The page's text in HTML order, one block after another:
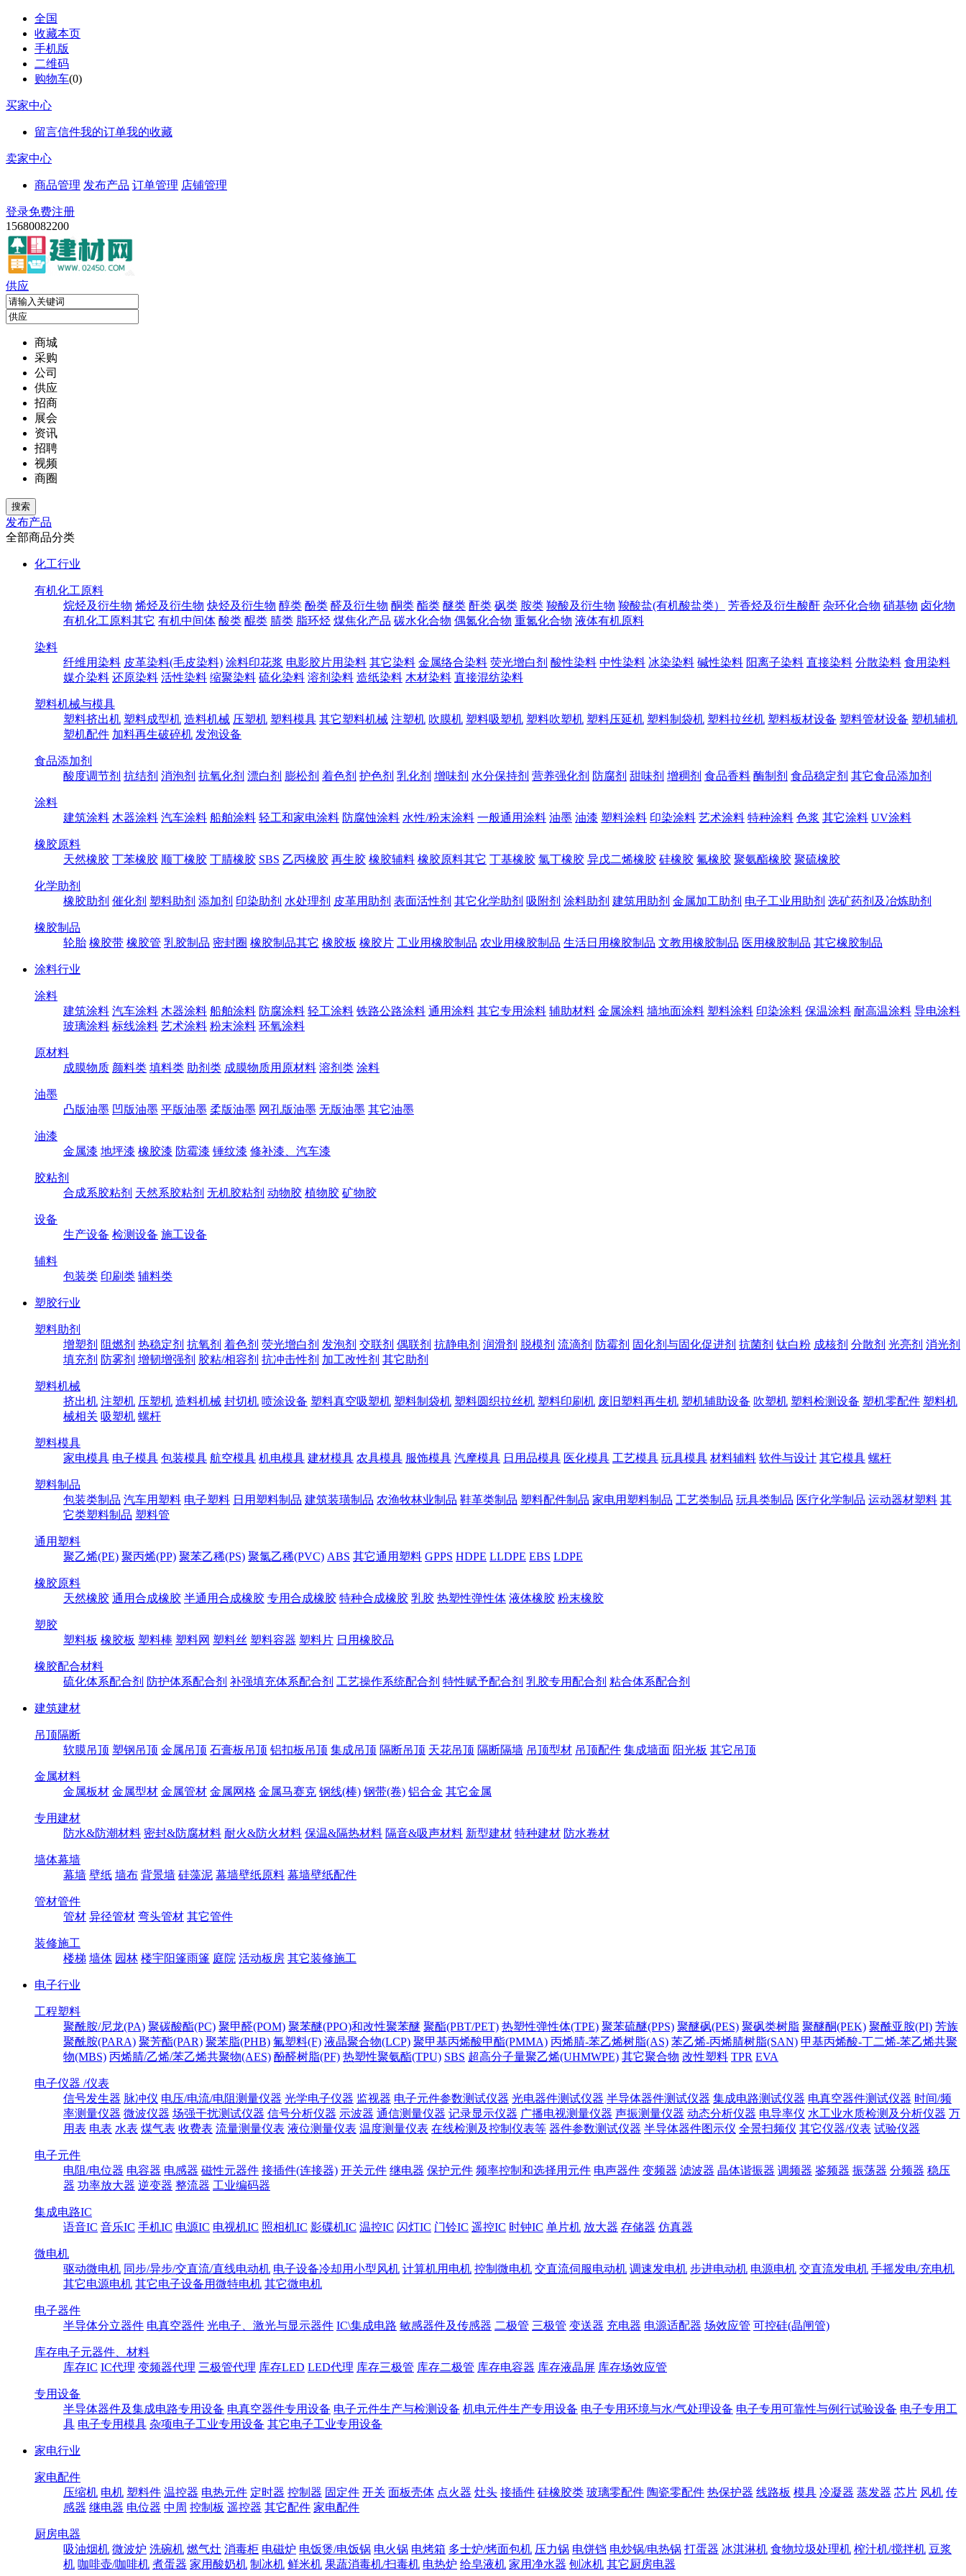
全国
收藏本页
手机版
二维码
购物车(0)
买家中心
留言信件我的订单我的收藏
卖家中心
商品管理 发布产品 订单管理 店铺管理
登录免费注册
15680082200
供应
商城
采购
公司
供应
招商
展会
资讯
招聘
视频
商圈
发布产品
全部商品分类
化工行业
有机化工原料
烷烃及衍生物 烯烃及衍生物 炔烃及衍生物 醇类 酚类 醛及衍生物 酮类 酯类 醚类 酐类 砜类 胺类 羧酸及衍生物 羧酸盐(有机酸盐类） 芳香烃及衍生酸酐 杂环化合物 硝基物 卤化物
有机化工原料其它 有机中间体 酸类 醌类 腈类 脂环烃 煤焦化产品 碳水化合物 偶氮化合物 重氮化合物 液体有机原料
染料
纤维用染料 皮革染料(毛皮染料) 涂料印花浆 电影胶片用染料 其它染料 金属络合染料 荧光增白剂 酸性染料 中性染料 冰染染料 碱性染料 阳离子染料 直接染料 分散染料 食用染料
媒介染料 还原染料 活性染料 缩聚染料 硫化染料 溶剂染料 造纸染料 木材染料 直接混纺染料
塑料机械与模具
塑料挤出机 塑料成型机 造料机械 压塑机 塑料模具 其它塑料机械 注塑机 吹膜机 塑料吸塑机 塑料吹塑机 塑料压延机 塑料制袋机 塑料拉丝机 塑料板材设备 塑料管材设备 塑机辅机
塑机配件 加料再生破碎机 发泡设备
食品添加剂
酸度调节剂 抗结剂 消泡剂 抗氧化剂 漂白剂 膨松剂 着色剂 护色剂 乳化剂 增味剂 水分保持剂 营养强化剂 防腐剂 甜味剂 增稠剂 食品香料 酶制剂 食品稳定剂 其它食品添加剂
涂料
建筑涂料 木器涂料 汽车涂料 船舶涂料 轻工和家电涂料 防腐蚀涂料 水性/粉末涂料 一般通用涂料 油墨 油漆 塑料涂料 印染涂料 艺术涂料 特种涂料 色浆 其它涂料 UV涂料
橡胶原料
天然橡胶 丁苯橡胶 顺丁橡胶 丁腈橡胶 SBS 乙丙橡胶 再生胶 橡胶辅料 橡胶原料其它 丁基橡胶 氯丁橡胶 异戊二烯橡胶 硅橡胶 氟橡胶 聚氨酯橡胶 聚硫橡胶
化学助剂
橡胶助剂 催化剂 塑料助剂 添加剂 印染助剂 水处理剂 皮革用助剂 表面活性剂 其它化学助剂 吸附剂 涂料助剂 建筑用助剂 金属加工助剂 电子工业用助剂 选矿药剂及冶炼助剂
橡胶制品
轮胎 橡胶带 橡胶管 乳胶制品 密封圈 橡胶制品其它 橡胶板 橡胶片 工业用橡胶制品 农业用橡胶制品 生活日用橡胶制品 文教用橡胶制品 医用橡胶制品 其它橡胶制品
涂料行业
涂料
建筑涂料 汽车涂料 木器涂料 船舶涂料 防腐涂料 轻工涂料 铁路公路涂料 通用涂料 其它专用涂料 辅助材料 金属涂料 墙地面涂料 塑料涂料 印染涂料 保温涂料 耐高温涂料 导电涂料
玻璃涂料 标线涂料 艺术涂料 粉末涂料 环氧涂料
原材料
成膜物质 颜料类 填料类 助剂类 成膜物质用原材料 溶剂类 涂料
油墨
凸版油墨 凹版油墨 平版油墨 柔版油墨 网孔版油墨 无版油墨 其它油墨
油漆
金属漆 地坪漆 橡胶漆 防霉漆 锤纹漆 修补漆、汽车漆
胶粘剂
合成系胶粘剂 天然系胶粘剂 无机胶粘剂 动物胶 植物胶 矿物胶
设备
生产设备 检测设备 施工设备
辅料
包装类 印刷类 辅料类
塑胶行业
塑料助剂
增塑剂 阻燃剂 热稳定剂 抗氧剂 着色剂 荧光增白剂 发泡剂 交联剂 偶联剂 抗静电剂 润滑剂 脱模剂 流滴剂 防霉剂 固化剂与固化促进剂 抗菌剂 钛白粉 成核剂 分散剂 光亮剂 消光剂
填充剂 防雾剂 增韧增强剂 胶粘/相容剂 抗冲击性剂 加工改性剂 其它助剂
塑料机械
挤出机 注塑机 压塑机 造料机械 封切机 喷涂设备 塑料真空吸塑机 塑料制袋机 塑料圆织拉丝机 塑料印刷机 废旧塑料再生机 塑机辅助设备 吹塑机 塑料检测设备 塑机零配件 塑料机
械相关 吸塑机 螺杆
塑料模具
家电模具 电子模具 包装模具 航空模具 机电模具 建材模具 农具模具 服饰模具 汽摩模具 日用品模具 医化模具 工艺模具 玩具模具 材料辅料 软件与设计 其它模具 螺杆
塑料制品
包装类制品 汽车用塑料 电子塑料 日用塑料制品 建筑装璜制品 农渔牧林业制品 鞋革类制品 塑料配件制品 家电用塑料制品 工艺类制品 玩具类制品 医疗化学制品 运动器材塑料 其
它类塑料制品 塑料管
通用塑料
聚乙烯(PE) 聚丙烯(PP) 聚苯乙稀(PS) 聚氯乙稀(PVC) ABS 其它通用塑料 GPPS HDPE LLDPE EBS LDPE
橡胶原料
天然橡胶 通用合成橡胶 半通用合成橡胶 专用合成橡胶 特种合成橡胶 乳胶 热塑性弹性体 液体橡胶 粉末橡胶
塑胶
塑料板 橡胶板 塑料棒 塑料网 塑料丝 塑料容器 塑料片 日用橡胶品
橡胶配合材料
硫化体系配合剂 防护体系配合剂 补强填充体系配合剂 工艺操作系统配合剂 特性赋予配合剂 乳胶专用配合剂 粘合体系配合剂
建筑建材
吊顶隔断
软膜吊顶 塑钢吊顶 金属吊顶 石膏板吊顶 铝扣板吊顶 集成吊顶 隔断吊顶 天花吊顶 隔断隔墙 吊顶型材 吊顶配件 集成墙面 阳光板 其它吊顶
金属材料
金属板材 金属型材 金属管材 金属网格 金属马赛克 钢线(棒) 钢带(卷) 铝合金 其它金属
专用建材
防水&防潮材料 密封&防腐材料 耐火&防火材料 保温&隔热材料 隔音&吸声材料 新型建材 特种建材 防水卷材
墙体幕墙
幕墙 壁纸 墙布 背景墙 硅藻泥 幕墙壁纸原料 幕墙壁纸配件
管材管件
管材 异径管材 弯头管材 其它管件
装修施工
楼梯 墙体 园林 楼宇阳篷雨篷 庭院 活动板房 其它装修施工
电子行业
工程塑料
聚酰胺/尼龙(PA) 聚碳酸酯(PC) 聚甲醛(POM) 聚苯醚(PPO)和改性聚苯醚 聚酯(PBT/PET) 热塑性弹性体(TPE) 聚苯硫醚(PPS) 聚醚砜(PES) 聚砜类树脂 聚醚酮(PEK) 聚酰亚胺(PI) 芳族
聚酰胺(PARA) 聚芳酯(PAR) 聚苯脂(PHB) 氟塑料(F) 液晶聚合物(LCP) 聚甲基丙烯酸甲酯(PMMA) 丙烯腈-苯乙烯树脂(AS) 苯乙烯-丙烯腈树脂(SAN) 甲基丙烯酸-丁二烯-苯乙烯共聚
物(MBS) 丙烯腈/乙烯/苯乙烯共聚物(AES) 酚醛树脂(PF) 热塑性聚氨酯(TPU) SBS 超高分子量聚乙烯(UHMWPE) 其它聚合物 改性塑料 TPR EVA
电子仪器 /仪表
信号发生器 脉冲仪 电压/电流/电阻测量仪器 光学电子仪器 监视器 电子元件参数测试仪器 光电器件测试仪器 半导体器件测试仪器 集成电路测试仪器 电真空器件测试仪器 时间/频
率测量仪器 微波仪器 场强干扰测试仪器 信号分析仪器 示波器 通信测量仪器 记录显示仪器 广播电视测量仪器 声振测量仪器 动态分析仪器 电导率仪 水工业水质检测及分析仪器 万
用表 电表 水表 煤气表 收费表 流量测量仪表 液位测量仪表 温度测量仪表 在线检测及控制仪表等 器件参数测试仪器 半导体器件图示仪 全景扫频仪 其它仪器/仪表 试验仪器
电子元件
电阻/电位器 电容器 电感器 磁性元器件 接插件(连接器) 开关元件 继电器 保护元件 频率控制和选择用元件 电声器件 变频器 滤波器 晶体谐振器 调频器 鉴频器 振荡器 分频器 稳压
器 功率放大器 逆变器 整流器 工业编码器
集成电路IC
语音IC 音乐IC 手机IC 电源IC 电视机IC 照相机IC 影碟机IC 温控IC 闪灯IC 门铃IC 遥控IC 时钟IC 单片机 放大器 存储器 仿真器
微电机
驱动微电机 同步/异步/交直流/直线电动机 电子设备冷却用小型风机 计算机用电机 控制微电机 交直流伺服电动机 调速发电机 步进电动机 电源电机 交直流发电机 手摇发电/充电机
其它电源电机 其它电子设备用微特电机 其它微电机
电子器件
半导体分立器件 电真空器件 光电子、激光与显示器件 IC\集成电路 敏感器件及传感器 二极管 三极管 变送器 充电器 电源适配器 场效应管 可控硅(晶闸管)
库存电子元器件、材料
库存IC IC代理 变频器代理 三极管代理 库存LED LED代理 库存三极管 库存二极管 库存电容器 库存液晶屏 库存场效应管
专用设备
半导体器件及集成电路专用设备 电真空器件专用设备 电子元件生产与检测设备 机电元件生产专用设备 电子专用环境与水/气处理设备 电子专用可靠性与例行试验设备 电子专用工
具 电子专用模具 杂项电子工业专用设备 其它电子工业专用设备
家电行业
家电配件
压缩机 电机 塑料件 温控器 电热元件 定时器 控制器 固定件 开关 面板壳体 点火器 灶头 接插件 硅橡胶类 玻璃零配件 陶瓷零配件 热保护器 线路板 模具 冷凝器 蒸发器 芯片 风机 传
感器 继电器 电位器 中周 控制板 遥控器 其它配件 家电配件
厨房电器
吸油烟机 微波炉 洗碗机 燃气灶 消毒柜 电磁炉 电饭煲/电饭锅 电火锅 电烤箱 多士炉/烤面包机 压力锅 电饼铛 电炒锅/电热锅 打蛋器 冰淇淋机 食物垃圾处理机 榨汁机/搅拌机 豆浆
机 咖啡壶/咖啡机 煮蛋器 家用酸奶机 制冰机 鲜米机 果蔬消毒机/扫毒机 电热炉 给皂液机 家用净水器 刨冰机 其它厨房电器